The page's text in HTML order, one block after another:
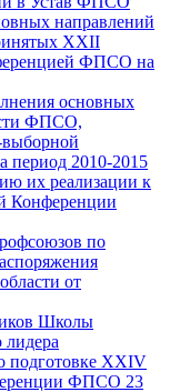
направлений
XXII
ФПСО на
основных
ФПСО,
2010-2015
их реализации к
Конференции
по
от
Школы
подготовке XXIV
ФПСО 23